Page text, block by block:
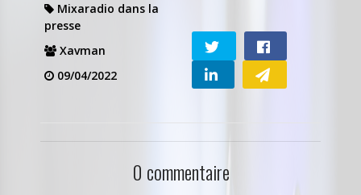
Mixaradio dans la
presse
Xavman
09/04/2022
0 commentaire